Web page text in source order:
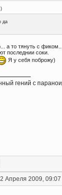
)
да
а то тянуть с
последнии соки.
Я у себя поброжу)
гений с
Апреля 2009,